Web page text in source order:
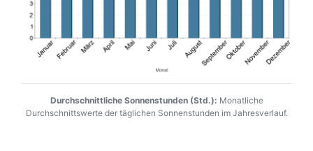
Durchschnittliche Sonnenstunden (Std.): Monatliche
Durchschnittswerte der täglichen Sonnenstunden im Jahresverlauf.